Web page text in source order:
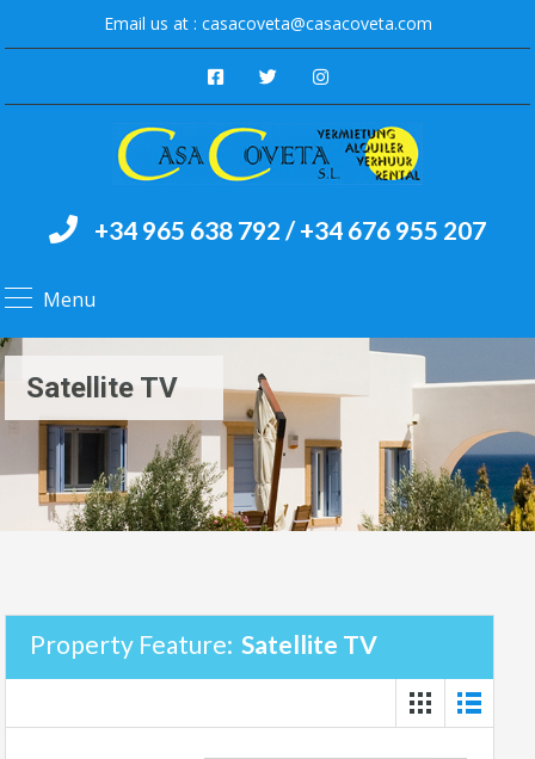
Email us at : casacoveta@casacoveta.com
+34 965 638 792 / +34 676 955 207
Menu
Satellite TV
Property Feature: Satellite TV